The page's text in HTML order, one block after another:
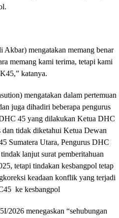
mengatakan memang benar
memang kami terima, tetapi kami
katanya.
mengatakan dalam pertemuan
juga dihadiri beberapa pengurus
45 yang dilakukan Ketua DHC
tidak diketahui Ketua Dewan
Sumatera Utara, Pengurus DHC
lanjut surat pemberitahuan
tetapi tindakan kesbangpol tetap
keadaan konflik yang terjadi
ke kesbangpol
menegaskan “sehubungan